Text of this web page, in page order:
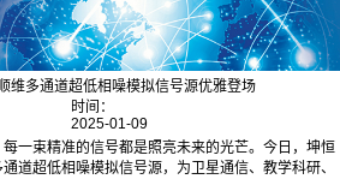
多通道超低相噪模拟信号源优雅登场
时间：
2025-01-09
一束精准的信号都是照亮未来的光芒。今日，坤恒
道超低相噪模拟信号源，为卫星通信、教学科研、